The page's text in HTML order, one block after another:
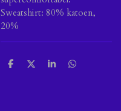
Sweatshirt: 80% katoen,
20%
D
D
S
D